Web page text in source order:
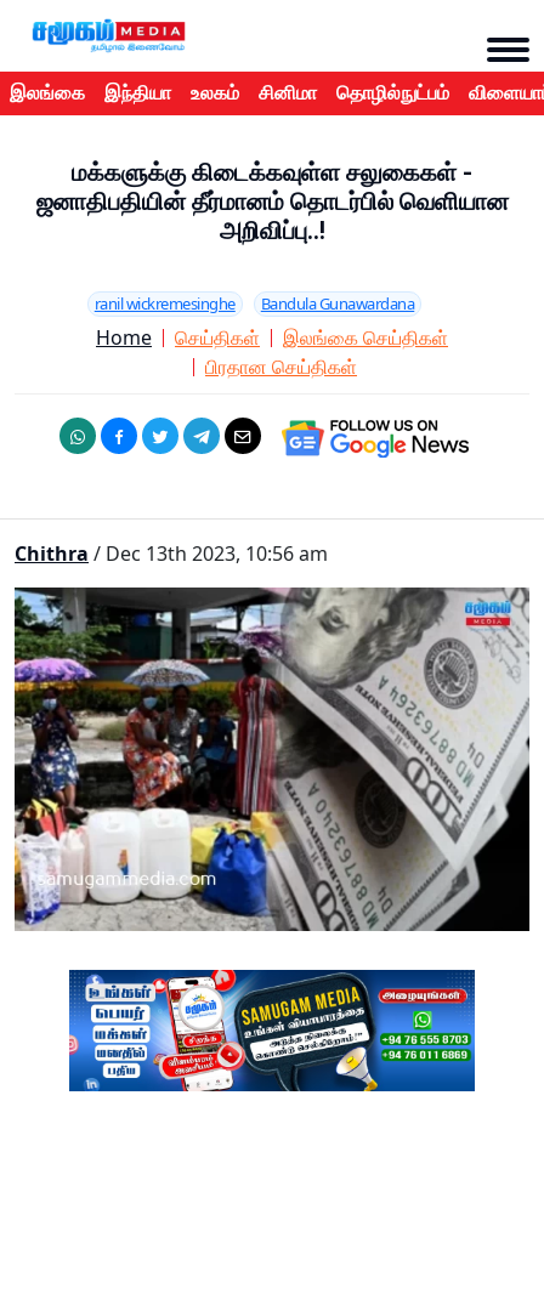
இலங்கை இந்தியா உலகம் சினிமா தொழில்நுட்பம்
மக்களுக்கு கிடைக்கவுள்ள சலுகைகள் -
ஜனாதிபதியின் தீர்மானம் தொடர்பில் வெளியான
அறிவிப்பு..!
ranil wickremesinghe Bandula Gunawardana
Home செய்திகள்
இலங்கை செய்திகள்
பிரதான செய்திகள்
Chithra / Dec 13th 2023, 10:56 am